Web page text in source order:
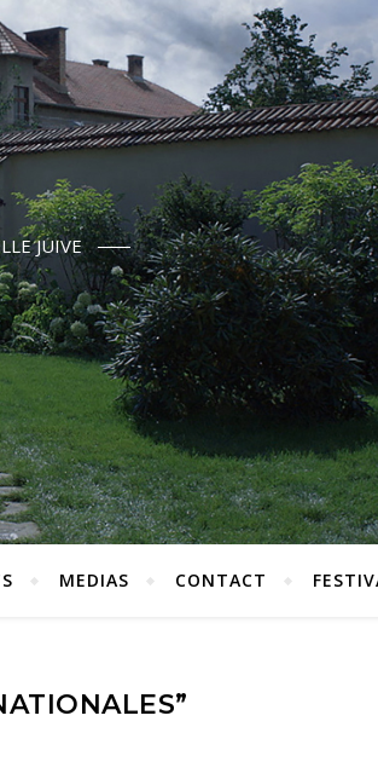
JUIVE
MEDIAS CONTACT